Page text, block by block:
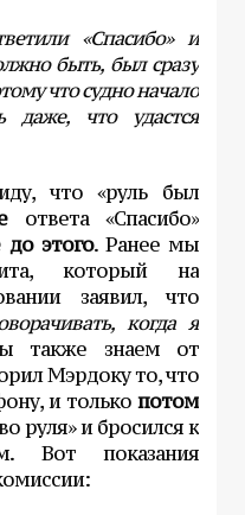
«Спасибо» и
быть, был сразу
что судно начало
даже, что удастся
что «руль был
ответа «Спасибо»
до этого. Ранее мы
который на
заявил, что
когда я
также знаем от
Мэрдоку то, что
и только потом
руля» и бросился к
Вот показания